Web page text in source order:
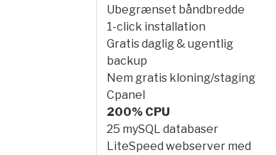
Ubegrænset båndbredde
1-click installation
Gratis daglig & ugentlig
backup
Nem gratis kloning/staging
Cpanel
200% CPU
25 mySQL databaser
LiteSpeed webserver med